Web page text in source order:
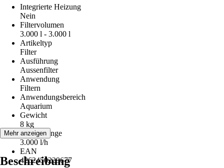
Integrierte Heizung
Nein
Filtervolumen
3.000 l - 3.000 l
Artikeltyp
Filter
Ausführung
Aussenfilter
Anwendung
Filtern
Anwendungsbereich
Aquarium
Gewicht
8 kg
Fördermenge
3.000 l/h
EAN
4262450229677
Mehr anzeigen
Beschreibung